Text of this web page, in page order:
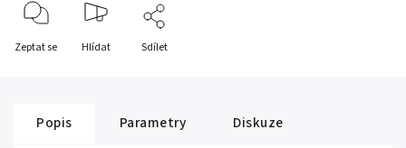
Zeptat se Hlídat Sdílet
Popis Parametry Diskuze